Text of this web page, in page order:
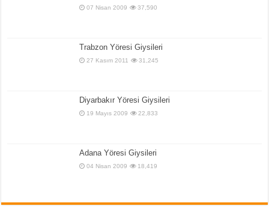
07 Nisan 2009 37,590
Trabzon Yöresi Giysileri
27 Kasım 2011 31,245
Diyarbakır Yöresi Giysileri
19 Mayıs 2009 22,833
Adana Yöresi Giysileri
04 Nisan 2009 18,419